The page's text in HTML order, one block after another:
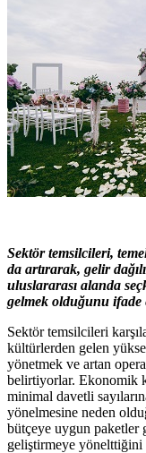
Sektör temsilcileri,
da artırarak, gelir
uluslararası alanda
gelmek olduğunu ifade
Sektör temsilcileri
kültürlerden gelen
yönetmek ve artan
belirtiyorlar. Ekonomik
minimal davetli
yönelmesine neden
bütçeye uygun paketler
geliştirmeye yönelttiğini